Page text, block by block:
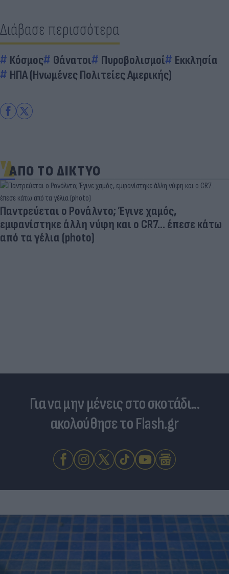
Διάβασε περισσότερα
Κόσμος Θάνατοι Πυροβολισμοί
Εκκλησία
ΗΠΑ (Ηνωμένες Πολιτείες Αμερικής)
ΑΠΟ ΤΟ ΔΙΚΤΥΟ
Παντρεύεται ο Ρονάλντο; Έγινε χαμός,
εμφανίστηκε άλλη νύφη και ο CR7… έπεσε κάτω
από τα γέλια (photo)
Για να μην μένεις στο σκοτάδι...
ακολούθησε το Flash.gr